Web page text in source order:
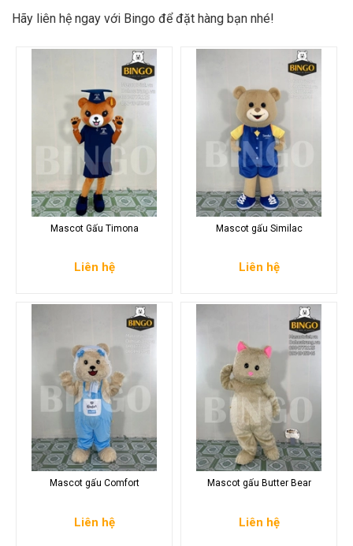
Hãy liên hệ ngay với Bingo để đặt hàng bạn nhé!
Mascot Gấu Timona
Liên hệ
Mascot gấu Similac
Liên hệ
Mascot gấu Comfort
Liên hệ
Mascot gấu Butter Bear
Liên hệ